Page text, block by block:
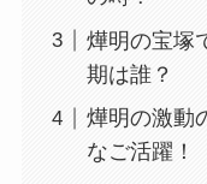
燁明の宝塚
期は誰？
燁明の激動
なご活躍！